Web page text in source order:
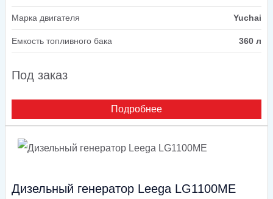
Марка двигателя Yuchai
Емкость топливного бака 360 л
Под заказ
Подробнее
Дизельный генератор Leega LG1100ME